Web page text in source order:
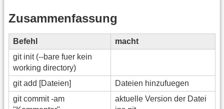
Zusammenfassung
Befehl
macht
git init (--bare fuer kein
working directory)
git add [Dateien]
Dateien hinzufuegen
git commit -am
aktuelle Version der Datei